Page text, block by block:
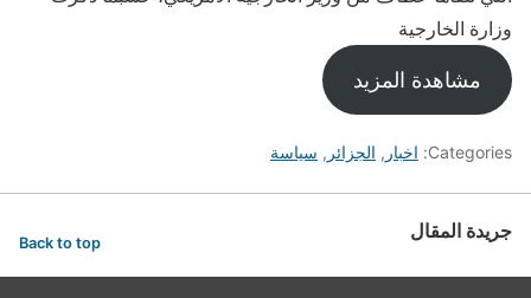
وزارة الخارجية
مشاهدة المزيد
Categories: اخبار , الجزائر , سياسة
جريدة المقال Back to top